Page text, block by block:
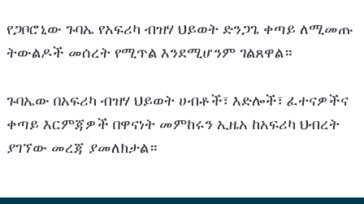
የጋቦሮኒው ጉባኤ የአፍሪካ ብዝሃ ህይወት ድንጋጌ ቀጣይ ለሚመጡ
ትውልዶች መሰረት የሚጥል እንደሚሆንም ገልጸዋል።
ጉባኤው በአፍሪካ ብዝሃ ህይወት ሀብቶች፣ እድሎች፣ ፈተናዎችና
ቀጣይ እርምጃዎች በዋናነት መምከሩን ኢዜአ ከአፍሪካ ህብረት
ያገኘው መረጃ ያመለክታል።